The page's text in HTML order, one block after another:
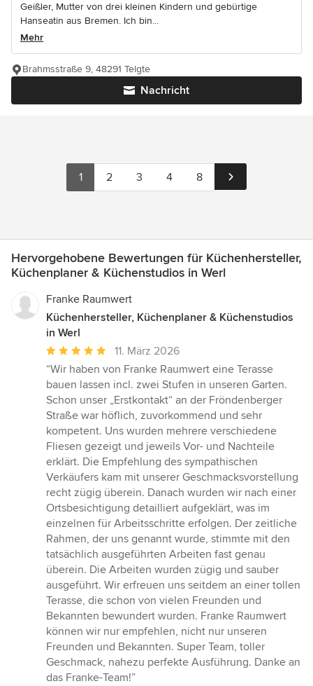
Geißler, Mutter von drei kleinen Kindern und gebürtige
Hanseatin aus Bremen. Ich bin...
Mehr
Nachricht
Brahmsstraße 9, 48291 Telgte
1 2 3 4 8
Hervorgehobene Bewertungen für Küchenhersteller,
Küchenplaner & Küchenstudios in Werl
Franke Raumwert
Küchenhersteller, Küchenplaner & Küchenstudios
in Werl
Durchschnittliche
Bewertung:
5
von
5
Sternen
11. März 2026
“Wir haben von Franke Raumwert eine Terasse
bauen lassen incl. zwei Stufen in unseren Garten.
Schon unser „Erstkontakt“ an der Fröndenberger
Straße war höflich, zuvorkommend und sehr
kompetent. Uns wurden mehrere verschiedene
Fliesen gezeigt und jeweils Vor- und Nachteile
erklärt. Die Empfehlung des sympathischen
Verkäufers kam mit unserer Geschmacksvorstellung
recht zügig überein. Danach wurden wir nach einer
Ortsbesichtigung detailliert aufgeklärt, was im
einzelnen für Arbeitsschritte erfolgen. Der zeitliche
Rahmen, der uns genannt wurde, stimmte mit den
tatsächlich ausgeführten Arbeiten fast genau
überein. Die Arbeiten wurden zügig und sauber
ausgeführt. Wir erfreuen uns seitdem an einer tollen
Terasse, die schon von vielen Freunden und
Bekannten bewundert wurden. Franke Raumwert
können wir nur empfehlen, nicht nur unseren
Freunden und Bekannten. Super Team, toller
Geschmack, nahezu perfekte Ausführung. Danke an
das Franke-Team!”